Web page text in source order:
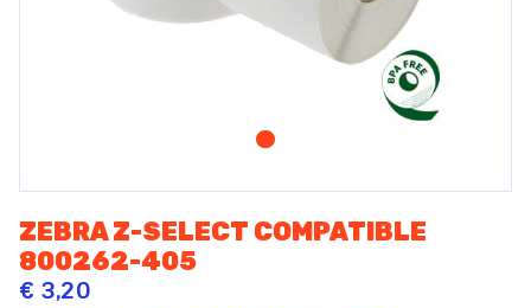
ZEBRA Z-SELECT COMPATIBLE
800262-405
€ 3,20